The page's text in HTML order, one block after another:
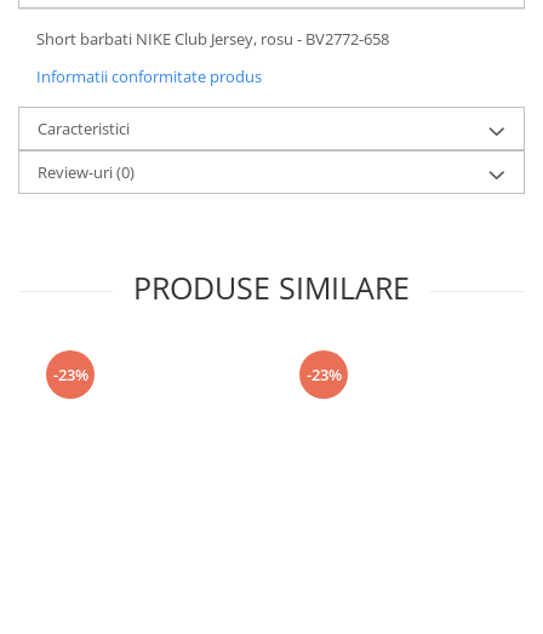
Short barbati NIKE Club Jersey, rosu - BV2772-658
Informatii conformitate produs
Caracteristici
Review-uri(0)
PRODUSE SIMILARE
-23% -23%